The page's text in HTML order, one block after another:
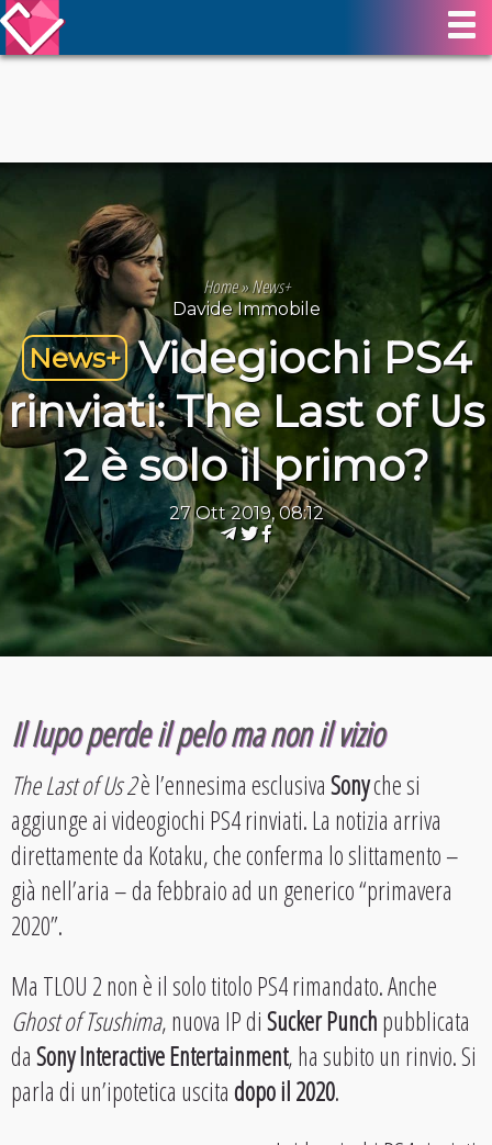
Home»News+
Davide Immobile
News+ Videgiochi PS4
rinviati: The Last of Us
2 è solo il primo?
27 Ott 2019, 08:12
Il lupo perde il pelo ma non il vizio
The Last of Us 2è l’ennesima esclusivaSonyche si
aggiunge ai videogiochi PS4 rinviati. La notizia arriva
direttamente da Kotaku, che conferma lo slittamento –
già nell’aria – da febbraio ad un generico “primavera
2020”.
Ma TLOU 2 non è il solo titolo PS4 rimandato. Anche
Ghost of Tsushima, nuova IP diSucker Punchpubblicata
daSony Interactive Entertainment, ha subito un rinvio. Si
parla di un’ipotetica uscitadopo il 2020.